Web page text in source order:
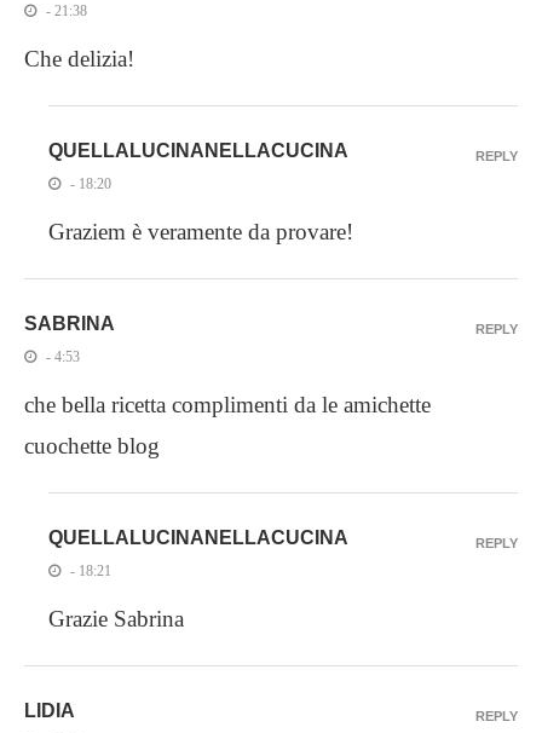
- 21:38
Che delizia!
QUELLALUCINANELLACUCINA
- 18:20
Graziem è veramente da provare!
REPLY
SABRINA
- 4:53
che bella ricetta complimenti da le amichette
cuochette blog
REPLY
QUELLALUCINANELLACUCINA
- 18:21
Grazie Sabrina
REPLY
LIDIA REPLY